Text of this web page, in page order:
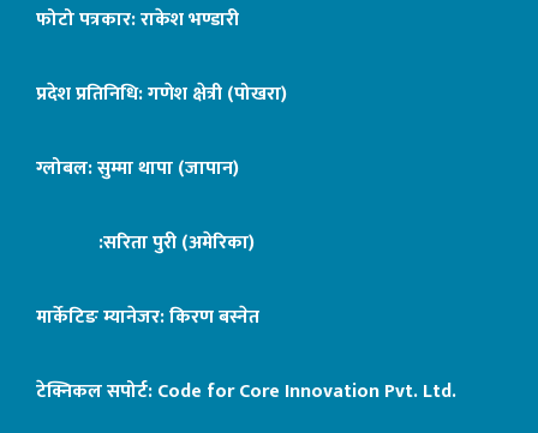
फोटो पत्रकार: राकेश भण्डारी
प्रदेश प्रतिनिधि: गणेश क्षेत्री (पोखरा)
ग्लोबल: सुम्मा थापा (जापान)
:सरिता पुरी (अमेरिका)
मार्केटिङ म्यानेजर: किरण बस्नेत
टेक्निकल सपोर्ट:Code for Core Innovation Pvt. Ltd.